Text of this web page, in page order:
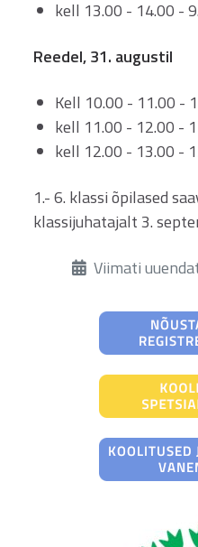
kell 13.00 - 14.00 -
Reedel, 31. augustil
Kell 10.00 - 11.00 -
kell 11.00 - 12.00 -
kell 12.00 - 13.00 -
1.- 6. klassi õpilased
klassijuhatajalt 3.
ÜksikasjadViimati